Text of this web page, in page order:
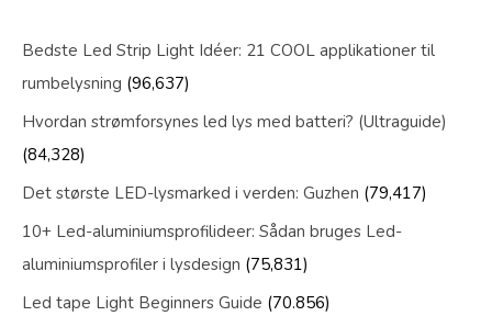
Bedste Led Strip Light Idéer: 21 COOL applikationer til
rumbelysning (96,637)
Hvordan strømforsynes led lys med batteri? (Ultraguide)
(84,328)
Det største LED-lysmarked i verden: Guzhen (79,417)
10+ Led-aluminiumsprofilideer: Sådan bruges Led-
aluminiumsprofiler i lysdesign (75,831)
Led tape Light Beginners Guide (70.856)